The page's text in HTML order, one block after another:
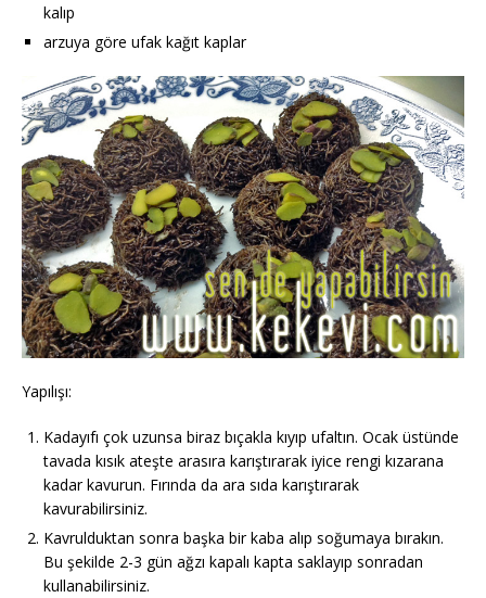
kalıp
arzuya göre ufak kağıt kaplar
Yapılışı:
Kadayıfı çok uzunsa biraz bıçakla kıyıp ufaltın. Ocak üstünde
tavada kısık ateşte arasıra karıştırarak iyice rengi kızarana
kadar kavurun. Fırında da ara sıda karıştırarak
kavurabilirsiniz.
Kavrulduktan sonra başka bir kaba alıp soğumaya bırakın.
Bu şekilde 2-3 gün ağzı kapalı kapta saklayıp sonradan
kullanabilirsiniz.